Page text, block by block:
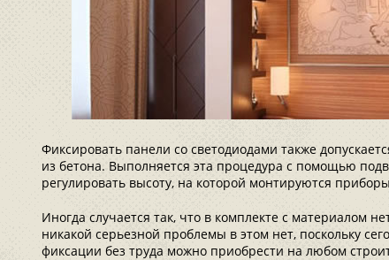
Фиксировать панели со светодиодами также
из бетона. Выполняется эта процедура с помощью
регулировать высоту, на которой монтируются
Иногда случается так, что в комплекте с материалом
никакой серьезной проблемы в этом нет, поскольку
фиксации без труда можно приобрести на любом